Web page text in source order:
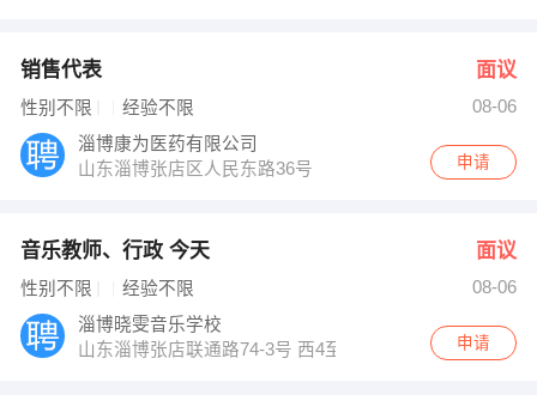
销售代表 面议
性别不限 经验不限
08-06
淄博康为医药有限公司
山东淄博张店区人民东路36号
申请
音乐教师、行政 今天 面议
性别不限 经验不限
08-06
淄博晓雯音乐学校
山东淄博张店联通路74-3号 西4至西5路之间路北 天立花
申请